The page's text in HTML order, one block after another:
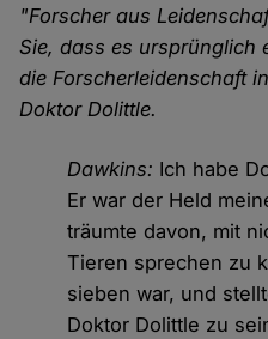
"Forscher aus
Sie, dass es ursprünglich
die Forscherleidenschaft
Doktor Dolittle.
Dawkins: Ich habe
Er war der Held
träumte davon, mit
Tieren sprechen zu
sieben war, und
Doktor Dolittle zu